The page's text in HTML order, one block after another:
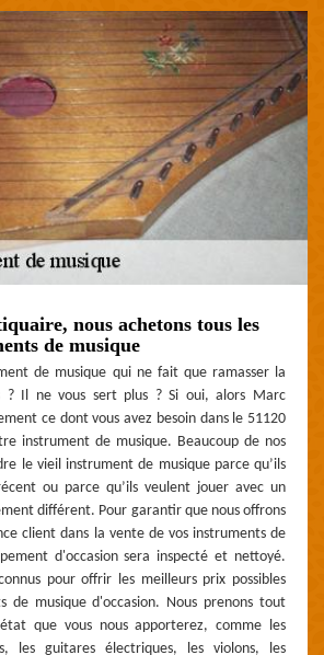
nous achetons tous les
de musique
de musique qui ne fait que ramasser la
? Il ne vous sert plus ? Si oui, alors Marc
ce dont vous avez besoin dans le 51120
instrument de musique. Beaucoup de nos
le vieil instrument de musique parce qu’ils
ou parce qu’ils veulent jouer avec un
différent. Pour garantir que nous offrons
client dans la vente de vos instruments de
d'occasion sera inspecté et nettoyé.
pour offrir les meilleurs prix possibles
de musique d'occasion. Nous prenons tout
que vous nous apporterez, comme les
les guitares électriques, les violons, les